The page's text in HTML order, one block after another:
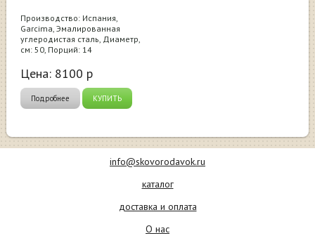
Производство: Испания,
Garcima, Эмалированная
углеродистая сталь, Диаметр,
см: 50, Порций: 14
Цена: 8100 р
Подробнее КУПИТЬ
info@skovorodavok.ru
каталог
доставка и оплата
О нас